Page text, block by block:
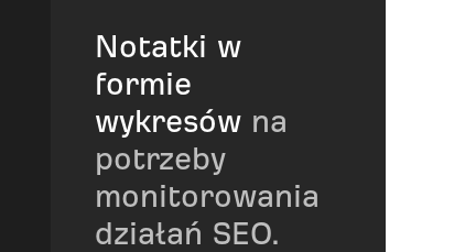
Notatki w
formie
wykresówna
potrzeby
monitorowania
działań SEO.